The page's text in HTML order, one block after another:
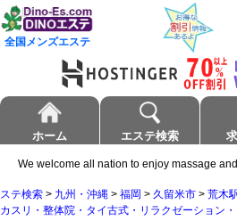
全国メンズエステ
ホーム エステ検索
We welcome all nation to enjoy massage
ステ検索 > 九州・沖縄 > 福岡 > 久留米市 > 荒木
カスリ・整体院・タイ古式・リラクゼーション